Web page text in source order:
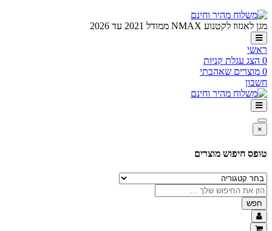
מגן לאגזוז לקטנוע NMAX ממודל 2021 עד 2026
ראשי
0 הצג עגלת קניות
0 מוצרים שאהבתי
חשבון
×
טופס חיפוש מוצרים
חפש